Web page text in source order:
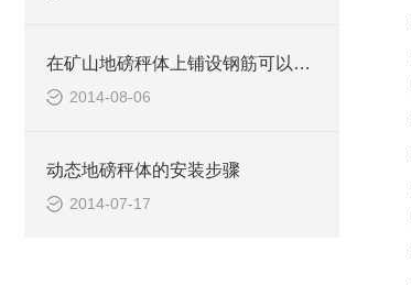
在矿山地磅秤体上铺设钢筋可以防滑
2014-08-06
动态地磅秤体的安装步骤
2014-07-17